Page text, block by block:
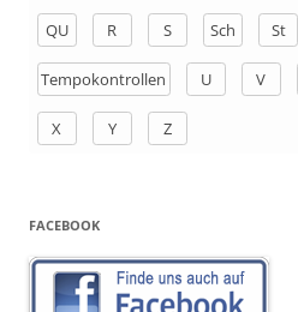
QU R S Sch St
Tempokontrollen U V
X Y Z
FACEBOOK